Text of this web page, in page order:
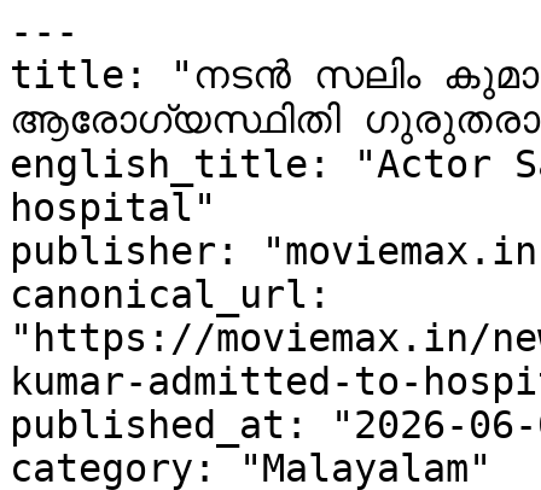
---
title: "നടൻ സലിം കുമാർ
ആരോഗ്യസ്ഥിതി
english_title: "Actor
hospital"
publisher:
canonical_url:
"https://moviemax.in/
kumar-admitted-to-
published_at: "2026-06-
category: "Malayalam"